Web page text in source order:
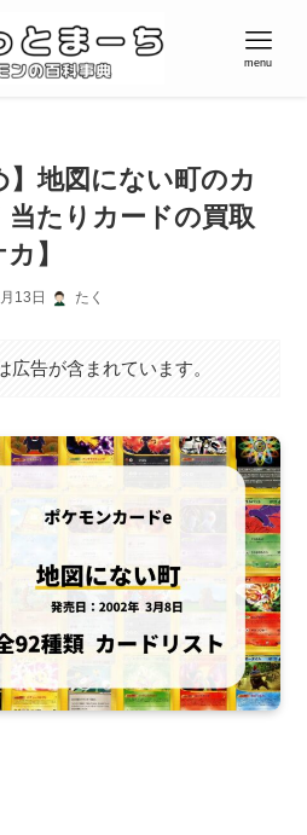
menu
】地図にない町のカ
当たりカードの買取
】
13日 たく
広告が含まれています。